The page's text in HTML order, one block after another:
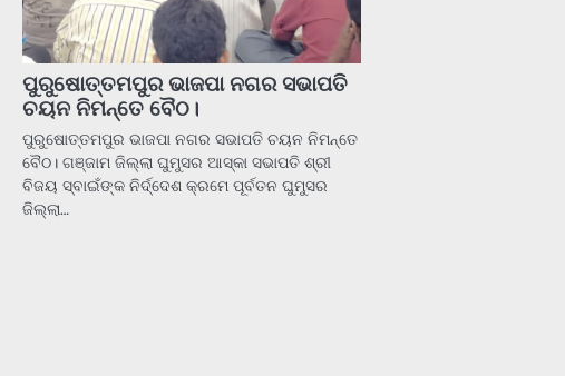
ପୁରୁଷୋତ୍ତମପୁର ଭାଜପା ନଗର ସଭାପତି
ଚୟନ ନିମନ୍ତେ ବୈଠ।
ପୁରୁଷୋତ୍ତମପୁର ଭାଜପା ନଗର ସଭାପତି ଚୟନ ନିମନ୍ତେ
ବୈଠ। ଗଞ୍ଜାମ ଜିଲ୍ଲା ଘୁମୁସର ଆସ୍କା ସଭାପତି ଶ୍ରୀ
ବିଜୟ ସ୍ବାଇଁଙ୍କ ନିର୍ଦ୍ଦେଶ କ୍ରମେ ପୂର୍ବତନ ଘୁମୁସର
ଜିଲ୍ଲା…